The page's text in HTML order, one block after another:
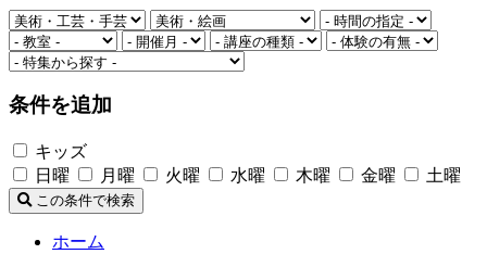
条件を追加
キッズ
日曜
月曜 火曜 水曜 木曜 金曜 土曜
この条件で検索
ホーム